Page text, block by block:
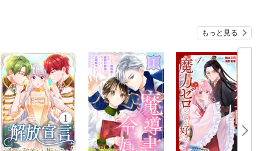
もっと見る